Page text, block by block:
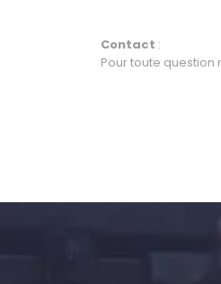
Contact :
Pour toute